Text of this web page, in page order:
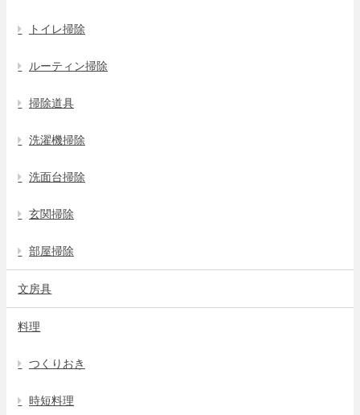
トイレ掃除
ルーティン掃除
掃除道具
洗濯機掃除
洗面台掃除
玄関掃除
部屋掃除
文房具
料理
つくりおき
時短料理